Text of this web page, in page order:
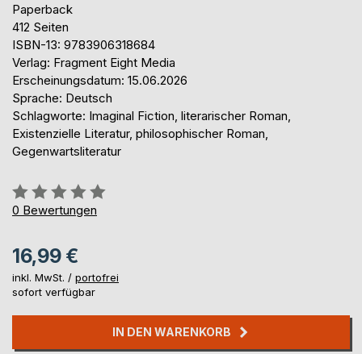
Paperback
412 Seiten
ISBN-13: 9783906318684
Verlag: Fragment Eight Media
Erscheinungsdatum: 15.06.2026
Sprache: Deutsch
Schlagworte: Imaginal Fiction, literarischer Roman,
Existenzielle Literatur, philosophischer Roman,
Gegenwartsliteratur
Bewertung::
0%
0 Bewertungen
16,99 €
inkl. MwSt. / portofrei
sofort verfügbar
IN DEN WARENKORB